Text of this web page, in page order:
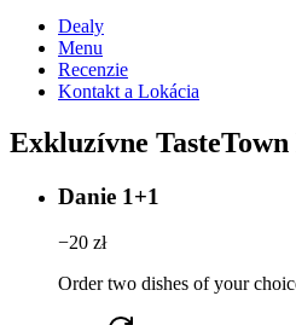
Dealy
Menu
Recenzie
Kontakt a Lokácia
Exkluzívne TasteTown
Danie 1+1
−20 zł
Order two dishes of your